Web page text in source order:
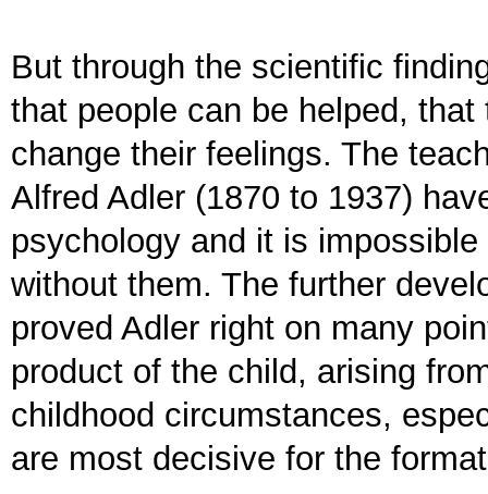
But through the scientific
that people can be helped,
change their feelings. The
Alfred Adler (1870 to 1937)
psychology and it is
without them. The further
proved Adler right on many
product of the child, arising
childhood circumstances,
are most decisive for the